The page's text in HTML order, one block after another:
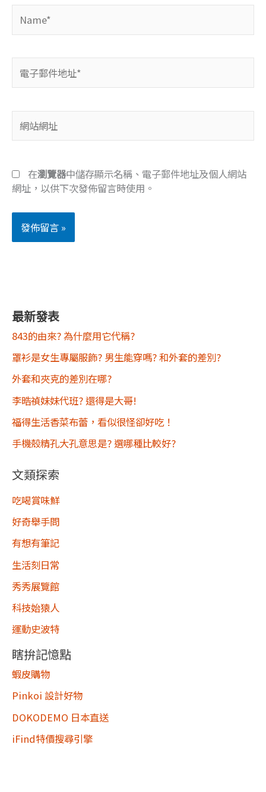
地
站
在瀏覽器中儲存顯示名稱、電子郵件地址及個人網站
網址，以供下次發佈留言時使用。
最新發表
843的由來? 為什麼用它代稱?
罩衫是女生專屬服飾? 男生能穿嗎? 和外套的差別?
外套和夾克的差別在哪?
李晧禎妹妹代班? 還得是大哥!
福得生活香菜布蕾，看似很怪卻好吃！
手機殼精孔大孔意思是? 選哪種比較好?
文類探索
吃喝賞味鮮
好奇舉手問
有想有筆記
生活刻日常
秀秀展覽館
科技始猿人
運動史波特
瞎拚記憶點
蝦皮購物
Pinkoi 設計好物
DOKODEMO 日本直送
iFind特價搜尋引擎